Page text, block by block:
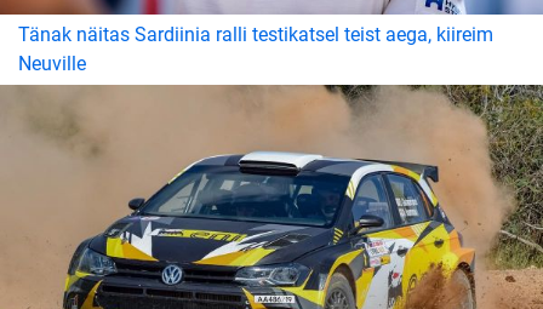
Tänak näitas Sardiinia ralli testikatsel teist aega, kiireim
Neuville